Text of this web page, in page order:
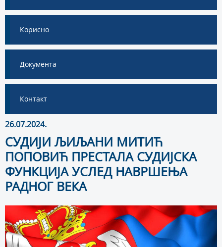
Корисно
Документа
Контакт
26.07.2024.
СУДИЈИ ЉИЉАНИ МИТИЋ
ПОПОВИЋ ПРЕСТАЛА СУДИЈСКА
ФУНКЦИЈА УСЛЕД НАВРШЕЊА
РАДНОГ ВЕКА